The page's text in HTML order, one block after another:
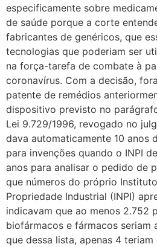
especificamente sobre
de saúde porque a corte
fabricantes de genéricos, que
tecnologias que poderiam ser
na força-tarefa de combate à
coronavírus. Com a decisão,
patente de remédios
dispositivo previsto no
Lei 9.729/1996, revogado no
dava automaticamente 10 anos
para invenções quando o INPI
anos para analisar o pedido de
que números do próprio
Propriedade Industrial (INPI)
indicavam que ao menos 2.752
biofármacos e fármacos seriam
que dessa lista, apenas 4